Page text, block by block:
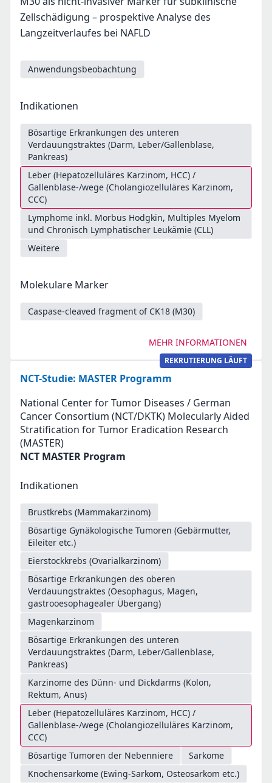
Zellschädigung – prospektive Analyse des
Langzeitverlaufes bei NAFLD
Anwendungsbeobachtung
Indikationen
Bösartige Erkrankungen des unteren
Verdauungstraktes (Darm, Leber/Gallenblase,
Pankreas)
Leber (Hepatozelluläres Karzinom, HCC) /
Gallenblase-/wege (Cholangiozelluläres Karzinom,
CCC)
Lymphome inkl. Morbus Hodgkin, Multiples Myelom
und Chronisch Lymphatischer Leukämie (CLL)
Weitere
Molekulare Marker
Caspase-cleaved fragment of CK18 (M30)
MEHR INFORMATIONEN
REKRUTIERUNG LÄUFT
NCT-Studie: MASTER Programm
National Center for Tumor Diseases / German
Cancer Consortium (NCT/DKTK) Molecularly Aided
Stratification for Tumor Eradication Research
(MASTER)
NCT MASTER Program
Indikationen
Brustkrebs (Mammakarzinom)
Bösartige Gynäkologische Tumoren (Gebärmutter,
Eileiter etc.)
Eierstockkrebs (Ovarialkarzinom)
Bösartige Erkrankungen des oberen
Verdauungstraktes (Oesophagus, Magen,
gastrooesophagealer Übergang)
Magenkarzinom
Bösartige Erkrankungen des unteren
Verdauungstraktes (Darm, Leber/Gallenblase,
Pankreas)
Karzinome des Dünn- und Dickdarms (Kolon,
Rektum, Anus)
Leber (Hepatozelluläres Karzinom, HCC) /
Gallenblase-/wege (Cholangiozelluläres Karzinom,
CCC)
Bösartige Tumoren der Nebenniere
Sarkome
Knochensarkome (Ewing-Sarkom, Osteosarkom etc.)